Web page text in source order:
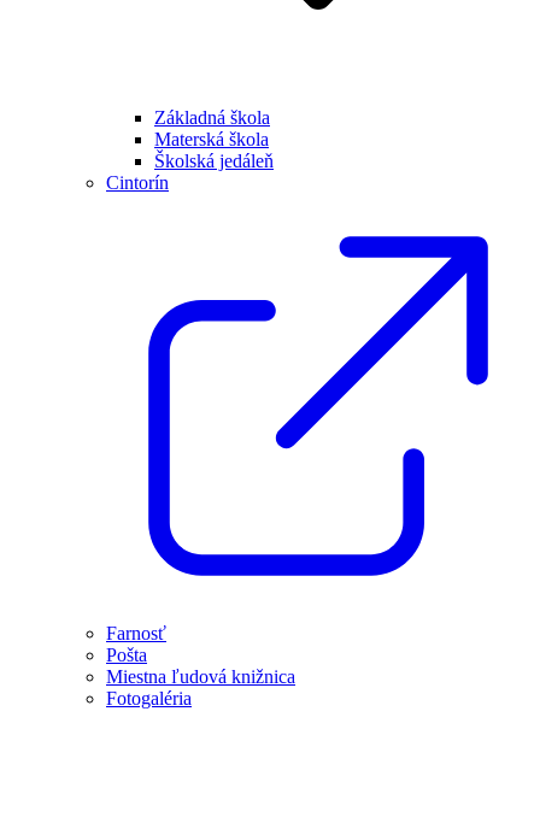
Základná škola
Materská škola
Školská jedáleň
Cintorín
Farnosť
Pošta
Miestna ľudová knižnica
Fotogaléria